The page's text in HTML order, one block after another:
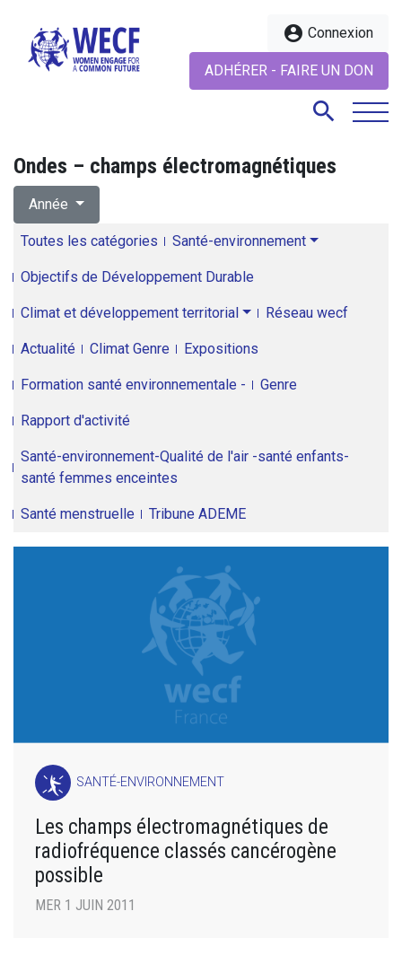
account_circle Connexion
ADHÉRER - FAIRE UN DON
search
Ondes – champs électromagnétiques
Année
Toutes les catégories Santé-environnement
Objectifs de Développement Durable
Climat et développement territorial Réseau wecf
Actualité Climat Genre Expositions
Formation santé environnementale - Genre
Rapport d'activité
Santé-environnement-Qualité de l'air -santé enfants-
santé femmes enceintes
Santé menstruelle Tribune ADEME
SANTÉ-ENVIRONNEMENT
Les champs électromagnétiques de
radiofréquence classés cancérogène
possible
MER 1 JUIN 2011